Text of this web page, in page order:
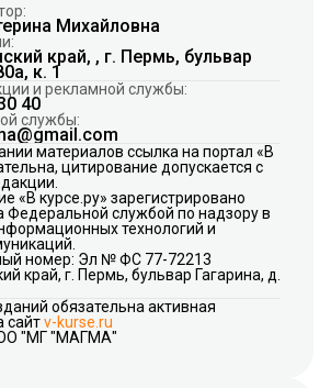
Михайловна
край, , г. Пермь, бульвар
к. 1
и рекламной службы:
40
службы:
материалов ссылка на портал «В
цитирование допускается с
«В курсе.ру» зарегистрировано
Федеральной службой по надзору в
технологий и
номер: Эл № ФС 77-72213
край, г. Пермь, бульвар Гагарина, д.
обязательна активная
сайтv-kurse.ru
"МГ "МАГМА"